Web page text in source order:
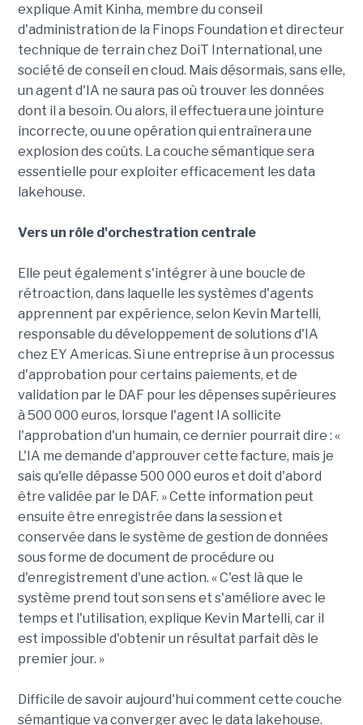
explique Amit Kinha, membre du conseil
d'administration de la Finops Foundation et directeur
technique de terrain chez DoiT International, une
société de conseil en cloud. Mais désormais, sans elle,
un agent d'IA ne saura pas où trouver les données
dont il a besoin. Ou alors, il effectuera une jointure
incorrecte, ou une opération qui entraînera une
explosion des coûts. La couche sémantique sera
essentielle pour exploiter efficacement les data
lakehouse.
Vers un rôle d'orchestration centrale
Elle peut également s'intégrer à une boucle de
rétroaction, dans laquelle les systèmes d'agents
apprennent par expérience, selon Kevin Martelli,
responsable du développement de solutions d'IA
chez EY Americas. Si une entreprise à un processus
d'approbation pour certains paiements, et de
validation par le DAF pour les dépenses supérieures
à 500 000 euros, lorsque l'agent IA sollicite
l'approbation d'un humain, ce dernier pourrait dire : «
L'IA me demande d'approuver cette facture, mais je
sais qu'elle dépasse 500 000 euros et doit d'abord
être validée par le DAF. » Cette information peut
ensuite être enregistrée dans la session et
conservée dans le système de gestion de données
sous forme de document de procédure ou
d'enregistrement d'une action. « C'est là que le
système prend tout son sens et s'améliore avec le
temps et l'utilisation, explique Kevin Martelli, car il
est impossible d'obtenir un résultat parfait dès le
premier jour. »
Difficile de savoir aujourd'hui comment cette couche
sémantique va converger avec le data lakehouse.